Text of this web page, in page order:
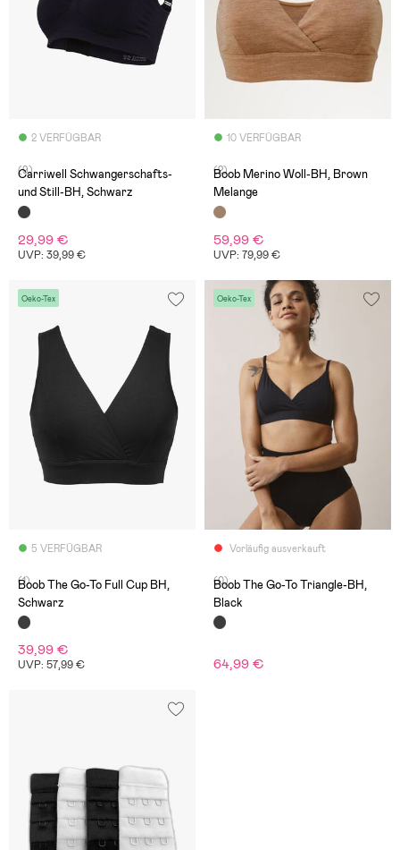
2 VERFÜGBAR
(9)
Carriwell Schwangerschafts-
und Still-BH, Schwarz
29,99 €
UVP: 39,99 €
10 VERFÜGBAR
(2)
Boob Merino Woll-BH, Brown
Melange
59,99 €
UVP: 79,99 €
Oeko-Tex
5 VERFÜGBAR
(1)
Boob The Go-To Full Cup BH,
Schwarz
39,99 €
UVP: 57,99 €
Oeko-Tex
Vorläufig ausverkauft
(0)
Boob The Go-To Triangle-BH,
Black
64,99 €